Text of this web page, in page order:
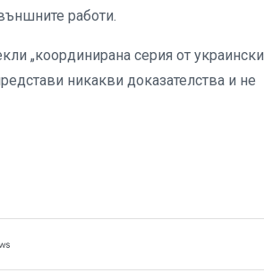
работи.
„координирана серия от украински
никакви доказателства и не